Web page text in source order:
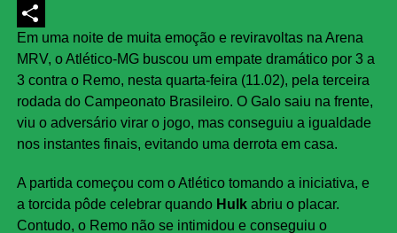
LinkedIn
Share
Em uma noite de muita emoção e reviravoltas na Arena
MRV, o Atlético-MG buscou um empate dramático por 3 a
3 contra o Remo, nesta quarta-feira (11.02), pela terceira
rodada do Campeonato Brasileiro. O Galo saiu na frente,
viu o adversário virar o jogo, mas conseguiu a igualdade
nos instantes finais, evitando uma derrota em casa.
A partida começou com o Atlético tomando a iniciativa, e
a torcida pôde celebrar quando Hulkabriu o placar.
Contudo, o Remo não se intimidou e conseguiu o